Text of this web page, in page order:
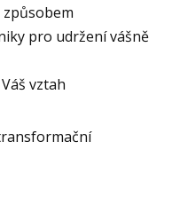
pro udržení vášně
vztah